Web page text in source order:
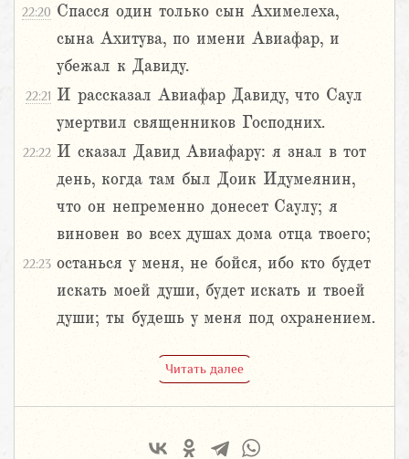
22:20 Спасся один только сын Ахимелеха,
сына Ахитува, по имени Авиафар, и
убежал к Давиду.
22:21 И рассказал Авиафар Давиду, что Саул
умертвил священников Господних.
22:22 И сказал Давид Авиафару: я знал в тот
день, когда там был Доик Идумеянин,
что он непременно донесет Саулу; я
виновен во всех душах дома отца твоего;
22:23 останься у меня, не бойся, ибо кто будет
искать моей души, будет искать и твоей
души; ты будешь у меня под охранением.
Читать далее